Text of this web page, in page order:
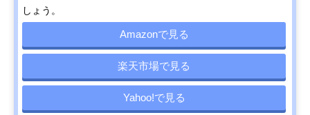
しょう。
Amazonで見る
楽天市場で見る
Yahoo!で見る